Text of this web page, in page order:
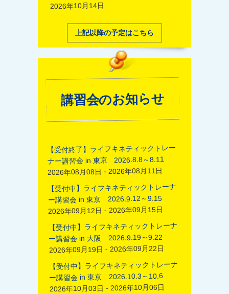
2026年10月14日
上記以降の予定はこちら
講習会のお知らせ
【受付終了】ライフキネティックトレー
ナー講習会 in 東京 2026.8.8～8.11
2026年08月08日 - 2026年08月11日
【受付中】ライフキネティックトレーナ
ー講習会 in 東京 2026.9.12～9.15
2026年09月12日 - 2026年09月15日
【受付中】ライフキネティックトレーナ
ー講習会 in 大阪 2026.9.19～9.22
2026年09月19日 - 2026年09月22日
【受付中】ライフキネティックトレーナ
ー講習会 in 東京 2026.10.3～10.6
2026年10月03日 - 2026年10月06日